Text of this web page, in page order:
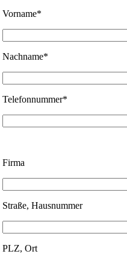
Vorname*
Nachname*
Telefonnummer*
Firma
Straße, Hausnummer
PLZ, Ort